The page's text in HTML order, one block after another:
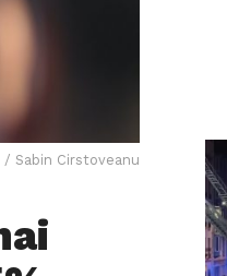
/ Sabin Cirstoveanu